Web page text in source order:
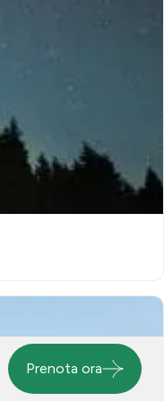
Prenota ora